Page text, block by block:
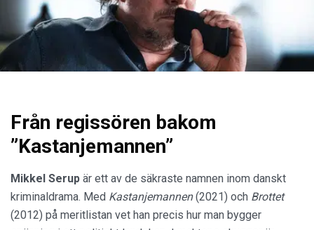
Från regissören bakom
”Kastanjemannen”
Mikkel Serup är ett av de säkraste namnen inom danskt
kriminaldrama. Med Kastanjemannen(2021) och Brottet
(2012) på meritlistan vet han precis hur man bygger